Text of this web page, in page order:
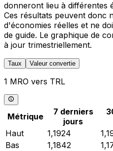
donneront lieu à différentes
Ces résultats peuvent donc
d'économies réelles et ne
de guide. Le graphique de
à jour trimestriellement.
Taux Valeur convertie
1 MRO vers TRL
Métrique
7 derniers
jours
Haut
1,1924
Bas
1,1842